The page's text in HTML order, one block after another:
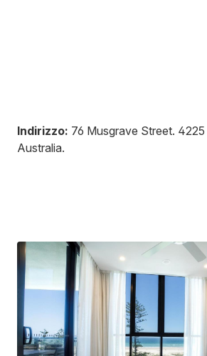
Indirizzo: 76 Musgrave Street. 4225
Australia.